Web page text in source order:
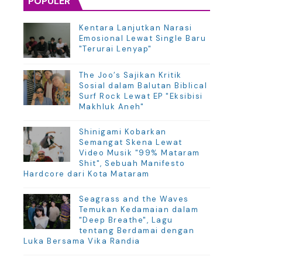
Kentara Lanjutkan Narasi
Emosional Lewat Single Baru
"Terurai Lenyap"
The Joo’s Sajikan Kritik
Sosial dalam Balutan Biblical
Surf Rock Lewat EP "Eksibisi
Makhluk Aneh"
Shinigami Kobarkan
Semangat Skena Lewat
Video Musik "99% Mataram
Shit", Sebuah Manifesto
Hardcore dari Kota Mataram
Seagrass and the Waves
Temukan Kedamaian dalam
"Deep Breathe", Lagu
tentang Berdamai dengan
Luka Bersama Vika Randia